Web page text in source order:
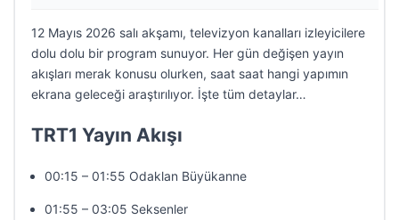
12 Mayıs 2026 salı akşamı, televizyon kanalları izleyicilere
dolu dolu bir program sunuyor. Her gün değişen yayın
akışları merak konusu olurken, saat saat hangi yapımın
ekrana geleceği araştırılıyor. İşte tüm detaylar…
TRT1 Yayın Akışı
00:15 – 01:55 Odaklan Büyükanne
01:55 – 03:05 Seksenler